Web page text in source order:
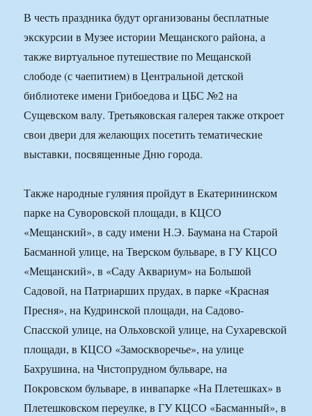
В честь праздника будут организованы бесплатные
экскурсии в Музее истории Мещанского района, а
также виртуальное путешествие по Мещанской
слободе (с чаепитием) в Центральной детской
библиотеке имени Грибоедова и ЦБС №2 на
Сущевском валу. Третьяковская галерея также откроет
свои двери для желающих посетить тематические
выставки, посвященные Дню города.
Также народные гуляния пройдут в Екатерининском
парке на Суворовской площади, в КЦСО
«Мещанский», в саду имени Н.Э. Баумана на Старой
Басманной улице, на Тверском бульваре, в ГУ КЦСО
«Мещанский», в «Саду Аквариум» на Большой
Садовой, на Патриарших прудах, в парке «Красная
Пресня», на Кудринской площади, на Садово-
Спасской улице, на Ольховской улице, на Сухаревской
площади, в КЦСО «Замоскворечье», на улице
Бахрушина, на Чистопрудном бульваре, на
Покровском бульваре, в инвапарке «На Плетешках» в
Плетешковском переулке, в ГУ КЦСО «Басманный», в